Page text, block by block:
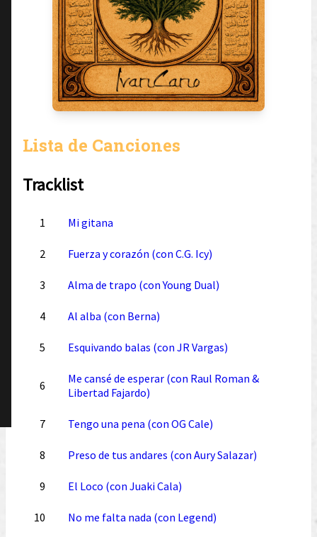
Lista de Canciones
Tracklist
1 Mi gitana
2 Fuerza y corazón (con C.G. Icy)
3 Alma de trapo (con Young Dual)
4 Al alba (con Berna)
5 Esquivando balas (con JR Vargas)
6
Me cansé de esperar (con Raul Roman &
Libertad Fajardo)
7 Tengo una pena (con OG Cale)
8 Preso de tus andares (con Aury Salazar)
9 El Loco (con Juaki Cala)
10 No me falta nada (con Legend)